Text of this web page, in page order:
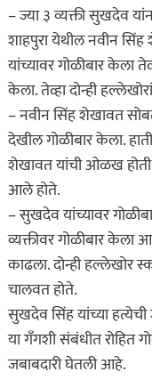
– ज्या ३ व्यक्ती सुखदेव
शाहपुरा येथील नवीन सिंह
यांच्यावर गोळीबार केला
केला. तेव्हा दोन्ही
– नवीन सिंह शेखावत
देखील गोळीबार केला.
शेखावत यांची ओळख
आले होते.
– सुखदेव यांच्यावर
व्यक्तीवर गोळीबार
काढला. दोन्ही हल्लेखोर
चालवत होते.
सुखदेव सिंह यांच्या हत्येची
या गँगशी संबंधीत रोहित
जबाबदारी घेतली आहे.